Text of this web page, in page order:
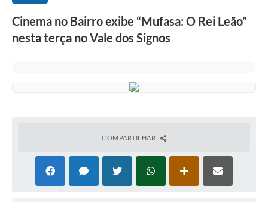
Cinema no Bairro exibe “Mufasa: O Rei Leão”
nesta terça no Vale dos Signos
COMPARTILHAR